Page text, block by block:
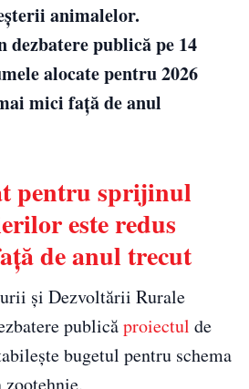
animalelor.
dezbatere publică pe 14
alocate pentru 2026
mici față de anul
pentru sprijinul
este redus
de anul trecut
și Dezvoltării Rurale
publicăproiectul de
bugetul pentru schema